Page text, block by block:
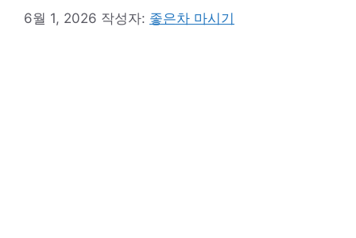
6월 1, 2026 작성자: 좋은차 마시기